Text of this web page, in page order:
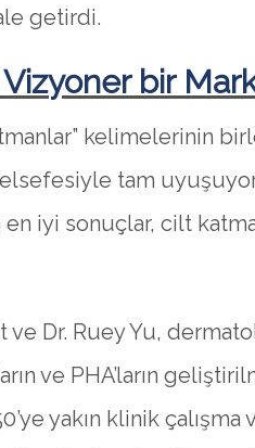
getirdi.
bir
kelimelerinin
tam
iyi sonuçlar, cilt
ve Dr. Ruey Yu,
ve PHA’ların
yakın klinik çalışma